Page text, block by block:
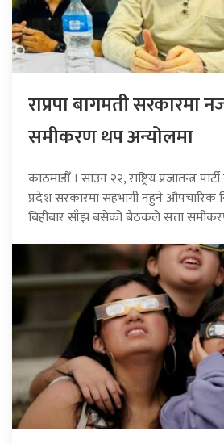
राप्रपा बागमती सरकारमा
समीकरण थप अन्योलमा
काठमाडौँ । साउन २२, राष्ट्रिय प्रजातन्त्र
प्रदेश सरकारमा सहभागी नहुने औपचारिक
बिहीबार साँझ बसेको बैठकले सत्ता